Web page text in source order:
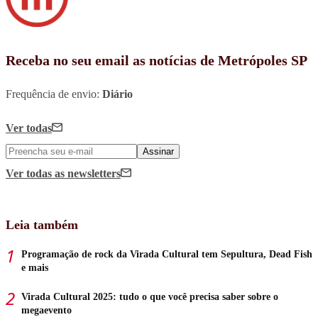
Receba no seu email as notícias de Metrópoles SP
Frequência de envio: Diário
Ver todas
Assinar
Ver todas as newsletters
Leia também
Programação de rock da Virada Cultural tem Sepultura, Dead Fish
e mais
Virada Cultural 2025: tudo o que você precisa saber sobre o
megaevento